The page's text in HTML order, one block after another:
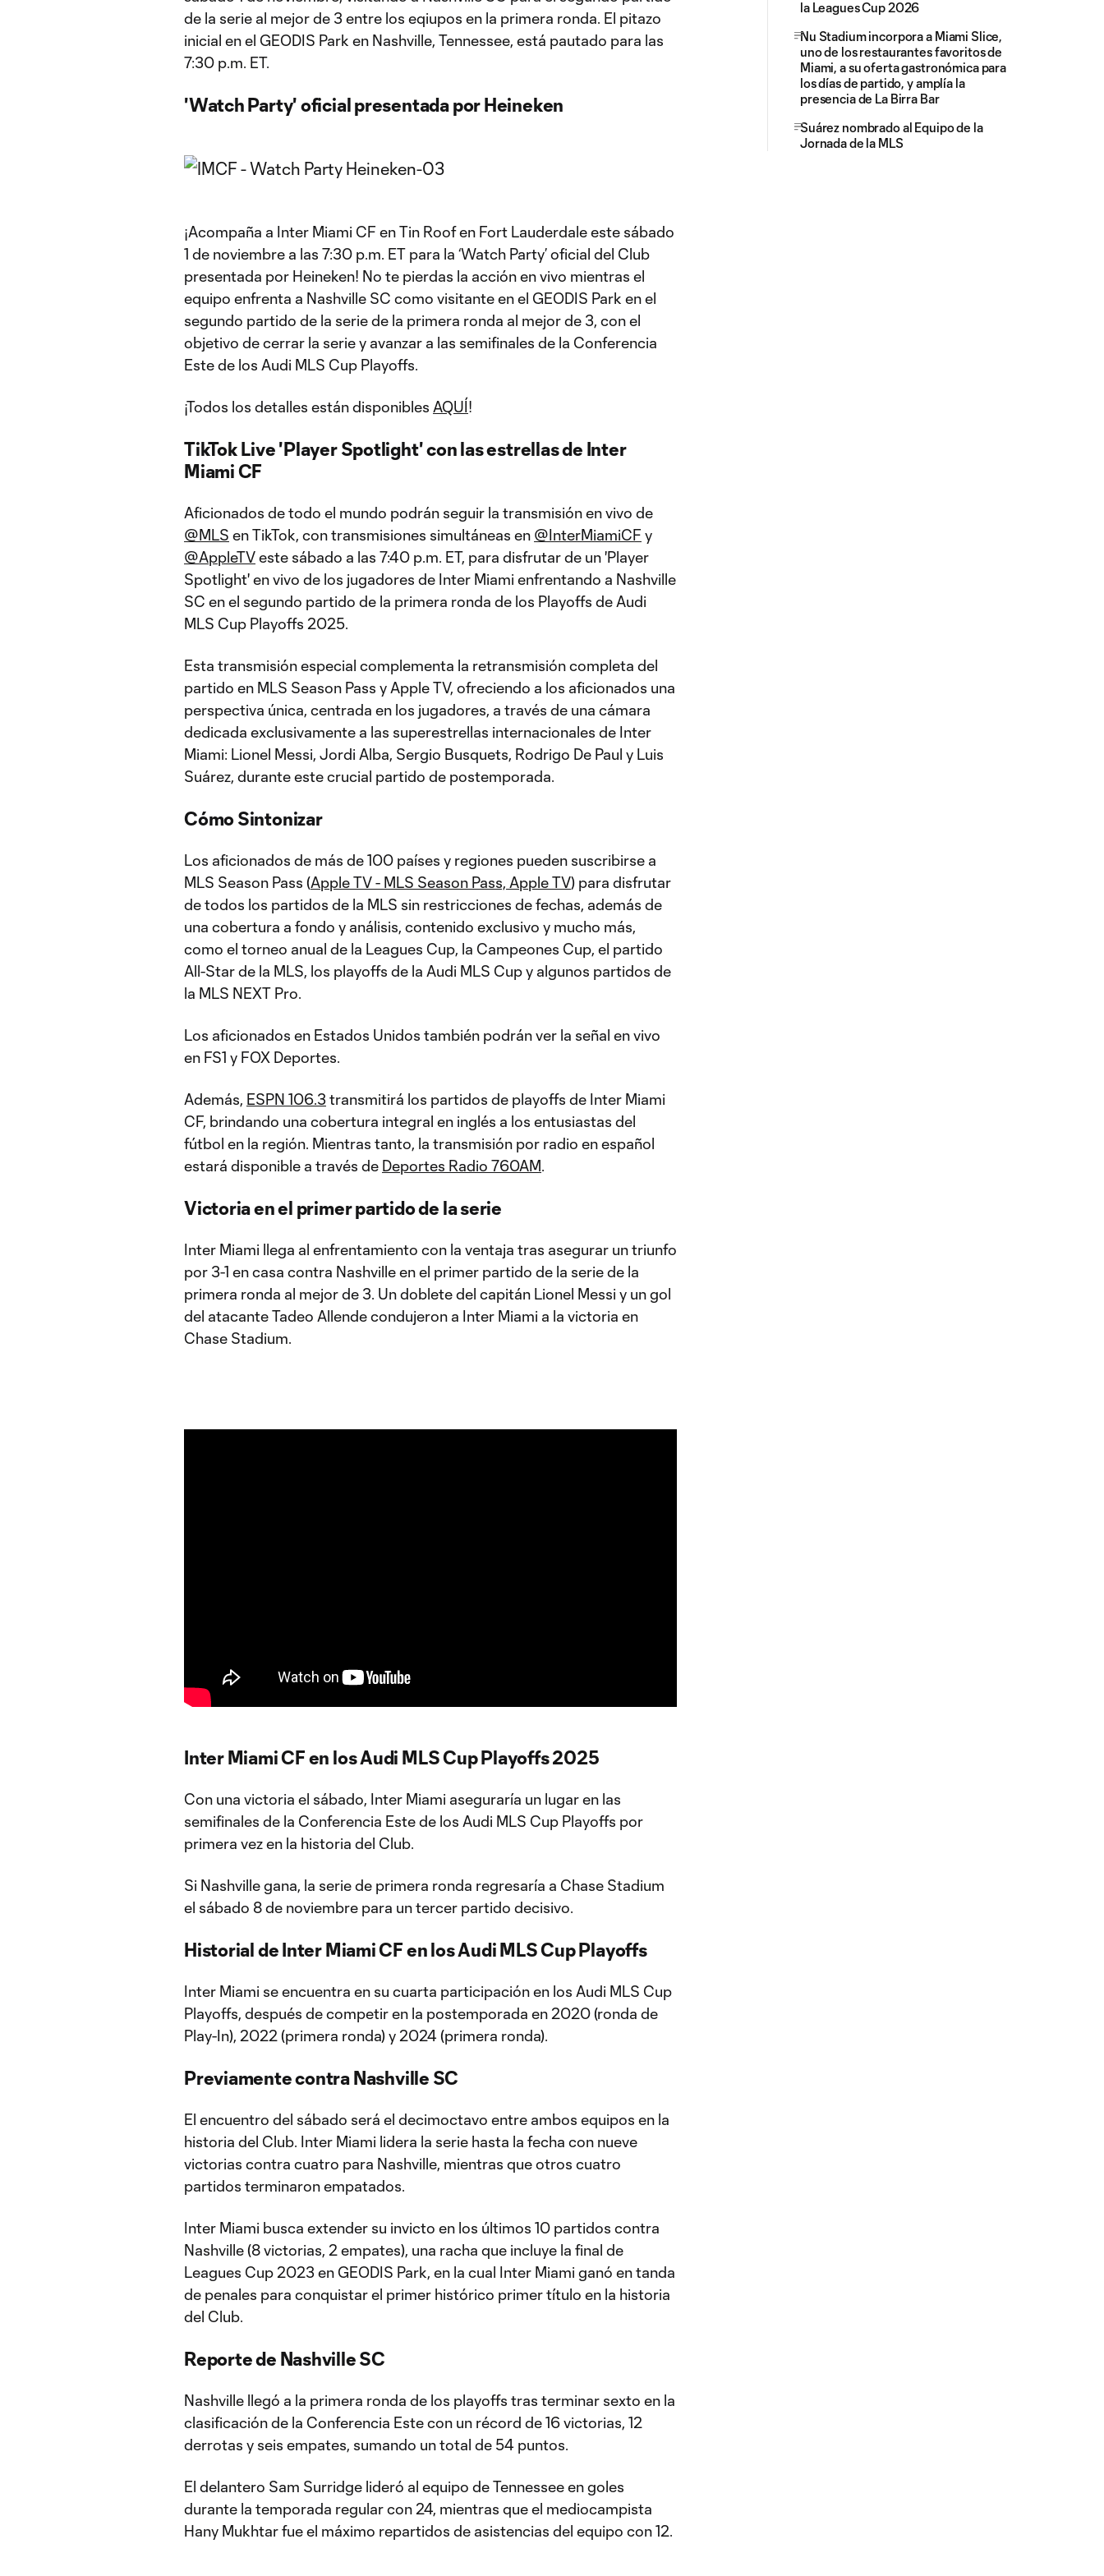
de la serie al mejor de 3 entre los eqiupos en la primera ronda. El pitazo
inicial en el GEODIS Park en Nashville, Tennessee, está pautado para las
7:30 p.m. ET.
'Watch Party' oficial presentada por Heineken
¡Acompaña a Inter Miami CF en Tin Roof en Fort Lauderdale este sábado
1 de noviembre a las 7:30 p.m. ET para la ‘Watch Party’ oficial del Club
presentada por Heineken! No te pierdas la acción en vivo mientras el
equipo enfrenta a Nashville SC como visitante en el GEODIS Park en el
segundo partido de la serie de la primera ronda al mejor de 3, con el
objetivo de cerrar la serie y avanzar a las semifinales de la Conferencia
Este de los Audi MLS Cup Playoffs.
¡Todos los detalles están disponibles AQUÍ!
TikTok Live 'Player Spotlight' con las estrellas de Inter
Miami CF
Aficionados de todo el mundo podrán seguir la transmisión en vivo de
@MLS en TikTok, con transmisiones simultáneas en @InterMiamiCF y
@AppleTVeste sábado a las 7:40 p.m. ET, para disfrutar de un 'Player
Spotlight' en vivo de los jugadores de Inter Miami enfrentando a Nashville
SC en el segundo partido de la primera ronda de los Playoffs de Audi
MLS Cup Playoffs 2025.
Esta transmisión especial complementa la retransmisión completa del
partido en MLS Season Pass y Apple TV, ofreciendo a los aficionados una
perspectiva única, centrada en los jugadores, a través de una cámara
dedicada exclusivamente a las superestrellas internacionales de Inter
Miami: Lionel Messi, Jordi Alba, Sergio Busquets, Rodrigo De Paul y Luis
Suárez, durante este crucial partido de postemporada.
Cómo Sintonizar
Los aficionados de más de 100 países y regiones pueden suscribirse a
MLS Season Pass (Apple TV - MLS Season Pass, Apple TV) para disfrutar
de todos los partidos de la MLS sin restricciones de fechas, además de
una cobertura a fondo y análisis, contenido exclusivo y mucho más,
como el torneo anual de la Leagues Cup, la Campeones Cup, el partido
All-Star de la MLS, los playoffs de la Audi MLS Cup y algunos partidos de
la MLS NEXT Pro.
Los aficionados en Estados Unidos también podrán ver la señal en vivo
en FS1 y FOX Deportes.
Además, ESPN 106.3 transmitirá los partidos de playoffs de Inter Miami
CF, brindando una cobertura integral en inglés a los entusiastas del
fútbol en la región. Mientras tanto, la transmisión por radio en español
estará disponible a través de Deportes Radio 760AM.
Victoria en el primer partido de la serie
Inter Miami llega al enfrentamiento con la ventaja tras asegurar un triunfo
por 3-1 en casa contra Nashville en el primer partido de la serie de la
primera ronda al mejor de 3. Un doblete del capitán Lionel Messi y un gol
del atacante Tadeo Allende condujeron a Inter Miami a la victoria en
Chase Stadium.
Inter Miami CF en los Audi MLS Cup Playoffs 2025
Con una victoria el sábado, Inter Miami aseguraría un lugar en las
semifinales de la Conferencia Este de los Audi MLS Cup Playoffs por
primera vez en la historia del Club.
Si Nashville gana, la serie de primera ronda regresaría a Chase Stadium
el sábado 8 de noviembre para un tercer partido decisivo.
Historial de Inter Miami CF en los Audi MLS Cup Playoffs
Inter Miami se encuentra en su cuarta participación en los Audi MLS Cup
Playoffs, después de competir en la postemporada en 2020 (ronda de
Play-In), 2022 (primera ronda) y 2024 (primera ronda).
Previamente contra Nashville SC
El encuentro del sábado será el decimoctavo entre ambos equipos en la
historia del Club. Inter Miami lidera la serie hasta la fecha con nueve
victorias contra cuatro para Nashville, mientras que otros cuatro
partidos terminaron empatados.
Inter Miami busca extender su invicto en los últimos 10 partidos contra
Nashville (8 victorias, 2 empates), una racha que incluye la final de
Leagues Cup 2023 en GEODIS Park, en la cual Inter Miami ganó en tanda
de penales para conquistar el primer histórico primer título en la historia
del Club.
Reporte de Nashville SC
Nashville llegó a la primera ronda de los playoffs tras terminar sexto en la
clasificación de la Conferencia Este con un récord de 16 victorias, 12
derrotas y seis empates, sumando un total de 54 puntos.
El delantero Sam Surridge lideró al equipo de Tennessee en goles
durante la temporada regular con 24, mientras que el mediocampista
Hany Mukhtar fue el máximo repartidos de asistencias del equipo con 12.
la Leagues Cup 2026
Nu Stadium incorpora a Miami Slice,
uno de los restaurantes favoritos de
Miami, a su oferta gastronómica para
los días de partido, y amplía la
presencia de La Birra Bar
Suárez nombrado al Equipo de la
Jornada de la MLS